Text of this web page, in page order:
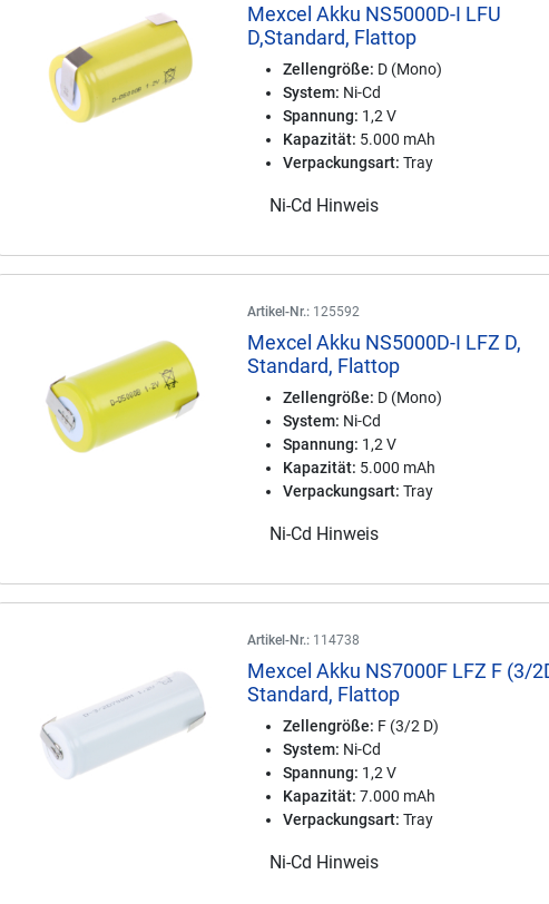
Mexcel Akku NS5000D-I LFU
D,Standard, Flattop
Zellengröße: D (Mono)
System: Ni-Cd
Spannung: 1,2 V
Kapazität: 5.000 mAh
Verpackungsart: Tray
Ni-Cd Hinweis
Artikel-Nr.: 125592
Mexcel Akku NS5000D-I LFZ D,
Standard, Flattop
Zellengröße: D (Mono)
System: Ni-Cd
Spannung: 1,2 V
Kapazität: 5.000 mAh
Verpackungsart: Tray
Ni-Cd Hinweis
Artikel-Nr.: 114738
Mexcel Akku NS7000F LFZ F (3/
Standard, Flattop
Zellengröße: F (3/2 D)
System: Ni-Cd
Spannung: 1,2 V
Kapazität: 7.000 mAh
Verpackungsart: Tray
Ni-Cd Hinweis